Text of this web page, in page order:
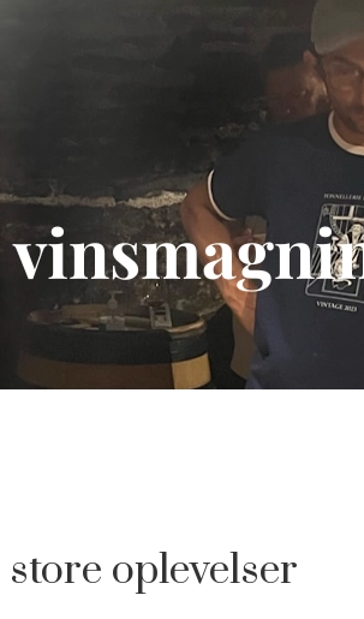
oplevelser